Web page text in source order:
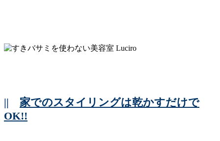
|| 家でのスタイリングは乾かすだけで
OK!!